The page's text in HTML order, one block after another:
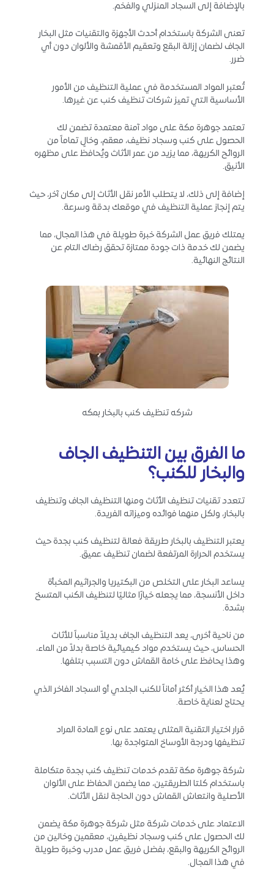
بالإضافة إلى السجاد المنزلي والفخم.
تعنى الشركة باستخدام أحدث الأجهزة والتقنيات مثل البخار
الجاف لضمان إزالة البقع وتعقيم الأقمشة والألوان دون أي
ضرر.
تُعتبر المواد المستخدمة في عملية التنظيف من الأمور
الأساسية التي تميز شركات تنظيف كنب عن غيرها.
تعتمد جوهرة مكة على مواد آمنة معتمدة تضمن لك
الحصول على كنب وسجاد نظيف، معقم، وخالٍ تماماً من
الروائح الكريهة، مما يزيد من عمر الأثاث ويُحافظ على مظهره
الأنيق.
إضافة إلى ذلك، لا يتطلب الأمر نقل الأثاث إلى مكان آخر، حيث
يتم إنجاز عملية التنظيف في موقعك بدقة وسرعة.
يمتلك فريق عمل الشركة خبرة طويلة في هذا المجال، مما
يضمن لك خدمة ذات جودة ممتازة تحقق رضاك التام عن
النتائج النهائية.
شركه تنظيف كنب بالبخار بمكه
ما الفرق بين التنظيف الجاف
والبخار للكنب؟
تتعدد تقنيات تنظيف الأثاث ومنها التنظيف الجاف وتنظيف
بالبخار، ولكل منهما فوائده وميزاته الفريدة.
يعتبر التنظيف بالبخار طريقة فعالة لتنظيف كنب بجدة حيث
يستخدم الحرارة المرتفعة لضمان تنظيف عميق.
يساعد البخار على التخلص من البكتيريا والجراثيم المخبأة
داخل الأنسجة، مما يجعله خيارًا مثاليًا لتنظيف الكنب المتسخ
بشدة.
من ناحية أخرى، يعد التنظيف الجاف بديلاً مناسباً للأثاث
الحساس، حيث يستخدم مواد كيميائية خاصة بدلاً من الماء،
وهذا يحافظ على خامة القماش دون التسبب بتلفها.
يُعد هذا الخيار أكثر أماناً للكنب الجلدي أو السجاد الفاخر الذي
يحتاج لعناية خاصة.
قرار اختيار التقنية المثلى يعتمد على نوع المادة المراد
تنظيفها ودرجة الأوساخ المتواجدة بها.
شركة جوهرة مكة تقدم خدمات تنظيف كنب بجدة متكاملة
باستخدام كلتا الطريقتين، مما يضمن الحفاظ على الألوان
الأصلية وانتعاش القماش دون الحاجة لنقل الأثاث.
الاعتماد على خدمات شركة مثل شركة جوهرة مكة يضمن
لك الحصول على كنب وسجاد نظيفين، معقمين وخالين من
الروائح الكريهة والبقع، بفضل فريق عمل مدرب وخبرة طويلة
في هذا المجال.